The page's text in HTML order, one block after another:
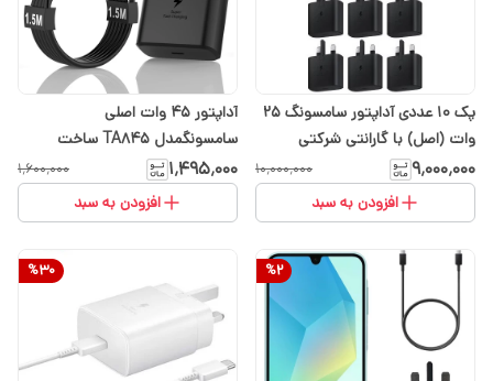
پک 10 عددی آداپتور سامسونگ 25
وات (اصل) با گارانتی شرکتی
۹٬۰۰۰٬۰۰۰ ۱۰٬۰۰۰٬۰۰۰
افزودن به سبد
آداپتور 45 وات اصلی
سامسونگمدل TA845 ساخت
ویتنام ارسال رایگان ( با انتخاب
گزینه تیپاکس)
۱٬۴۹۵٬۰۰۰ ۱٬۶۰۰٬۰۰۰
افزودن به سبد
%2
%30